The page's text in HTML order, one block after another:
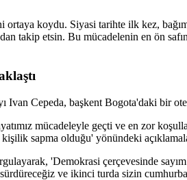
koydu. Siyasi tarihte ilk kez,
takip etsin. Bu mücadelenin en ön
Ivan Cepeda, başkent Bogota'daki bir
mücadeleyle geçti ve en zor
sapma olduğu' yönündeki
'Demokrasi çerçevesinde
ve ikinci turda sizin